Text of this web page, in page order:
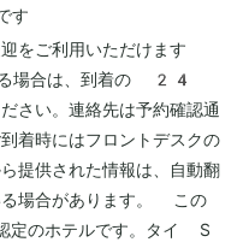
す
をご利用いただけます
る場合は、到着の 24
さい。連絡先は予約確認通
着時にはフロントデスクの
提供された情報は、自動翻
る場合があります。 この
のホテルです。タイ S